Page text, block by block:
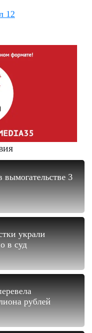
12
3
украли
в суд
рублей